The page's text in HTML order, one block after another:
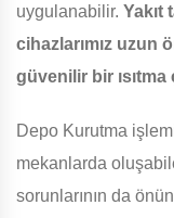
uygulanabilir. Yakıt
cihazlarımız uzun
güvenilir bir
Depo Kurutma işlemi,
mekanlarda
sorunlarının da